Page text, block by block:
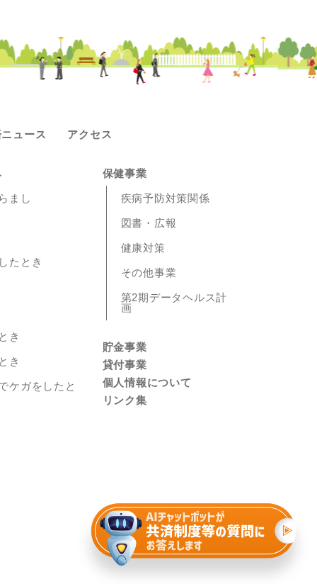
ュース アクセス
まし
たとき
き
き
ケガをしたと
保健事業
疾病予防対策関係
図書・広報
健康対策
その他事業
第2期データヘルス計
画
貯金事業
貸付事業
個人情報について
リンク集